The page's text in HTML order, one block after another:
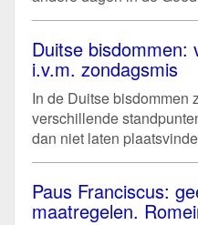
Duitse bisdommen:
i.v.m. zondagsmis
In de Duitse bisdommen
verschillende
dan niet laten
Paus Franciscus:
maatregelen.